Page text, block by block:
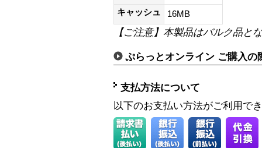
キャッシュ
16MB
【ご注意】本製品はバルク品と
ぷらっとオンライン ご購入の
支払方法について
以下のお支払い方法がご利用で